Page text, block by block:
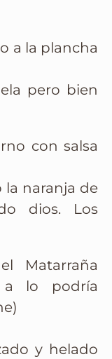
a la plancha
pero bien
con salsa
la naranja de
dios. Los
Matarraña
lo podría
y helado